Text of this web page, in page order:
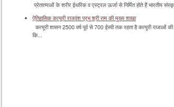
प्रेतात्माओं के शरीर ईथरिक व एस्ट्रल ऊर्जा से निर्मित होते हैं भारतीय
ऐतिहासिक कत्यूरी राजवंश प्रभु श्री राम की मुख्य शाखा
कत्यूरी शासन 2500 वर्ष पूर्व से 700 ईस्वी तक रहता है कत्यूरी राजाओं
कि...